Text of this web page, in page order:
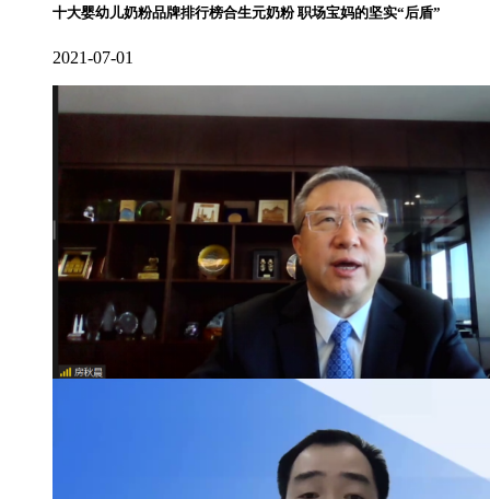
十大婴幼儿奶粉品牌排行榜合生元奶粉 职场宝妈的坚实“后盾”
2021-07-01